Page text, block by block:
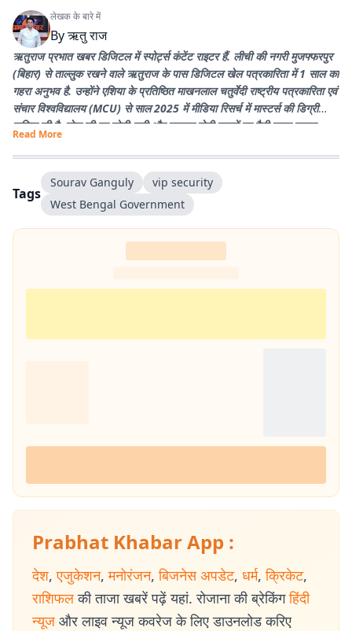
लेखक के बारे में
Byऋतु राज
ऋतुराज प्रभात खबर डिजिटल में स्पोर्ट्स कंटेंट राइटर हैं. लीची की नगरी मुजफ्फरपुर
(बिहार) से ताल्लुक रखने वाले ऋतुराज के पास डिजिटल खेल पत्रकारिता में 1 साल का
गहरा अनुभव है. उन्होंने एशिया के प्रतिष्ठित माखनलाल चतुर्वेदी राष्ट्रीय पत्रकारिता एवं
संचार विश्वविद्यालय (MCU) से साल 2025 में मीडिया रिसर्च में मास्टर्स की डिग्री
हासिल की है. खेल की हर छोटी-बड़ी और वायरल होती खबरों पर पैनी नजर रखना
उनकी खासियत है. उनका मुख्य लक्ष्य प्रभात खबर के पाठकों तक खेल जगत की हर
सटीक और विश्लेषण से भरी खबर सबसे पहले पहुंचाना है. पढ़ने और क्रिकेट खेलने के
शौकीन ऋतुराज खेल को सिर्फ कवर नहीं करते, बल्कि उसकी बारीकियों को जीते हैं.
Read More
Tags
Sourav Ganguly
vip security
West Bengal Government
Prabhat Khabar App :
देश, एजुकेशन, मनोरंजन, बिजनेस अपडेट, धर्म, क्रिकेट,
राशिफल की ताजा खबरें पढ़ें यहां. रोजाना की ब्रेकिंग हिंदी
न्यूज और लाइव न्यूज कवरेज के लिए डाउनलोड करिए